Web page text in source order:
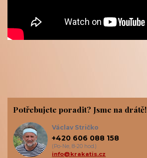
Potřebujete poradit? Jsme na drátě!
Václav Stričko
+420 606 088 158
(Po-Ne, 8-20 hod.)
info@krakatis.cz